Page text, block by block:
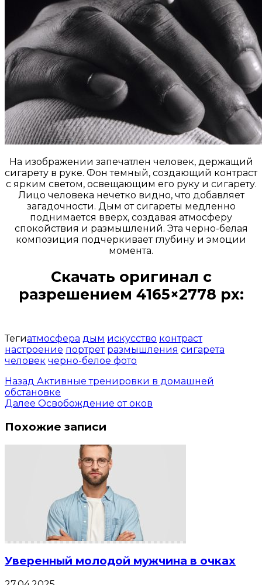
На изображении запечатлен человек, держащий
сигарету в руке. Фон темный, создающий контраст
с ярким светом, освещающим его руку и сигарету.
Лицо человека нечетко видно, что добавляет
загадочности. Дым от сигареты медленно
поднимается вверх, создавая атмосферу
спокойствия и размышлений. Эта черно-белая
композиция подчеркивает глубину и эмоции
момента.
Скачать оригинал с
разрешением 4165×2778 px:
Тегиатмосфера дым искусство контраст
настроение портрет размышления сигарета
человек черно-белое фото
Назад Активные тренировки в домашней
обстановке
Далее Освобождение от оков
Похожие записи
Уверенный молодой мужчина в очках